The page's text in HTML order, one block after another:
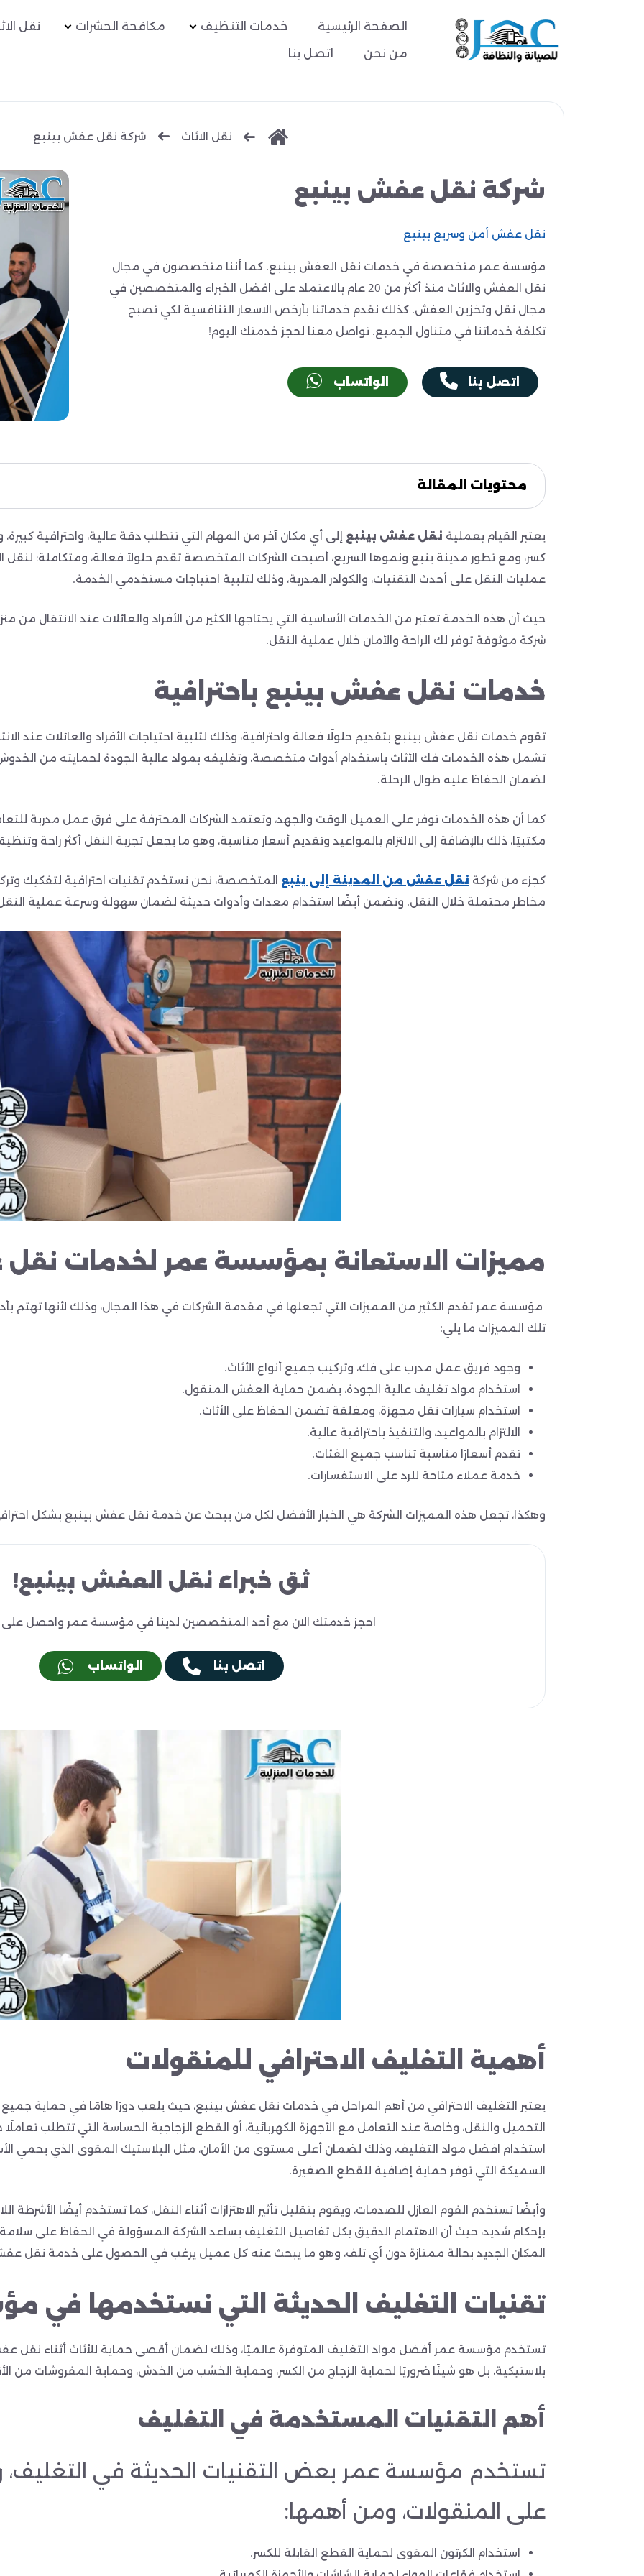
الصفحة الرئيسية خدمات التنظيف مكافحة الحشرات
نقل
من نحن
اتصل بنا
نقل الاثاث شركة نقل عفش بينبع
شركة نقل عفش بينبع
نقل عفش أمن وسريع بينبع
مؤسسة عمر متخصصة في خدمات نقل العفش بينبع. كما أننا متخصصون في مجال
نقل العفش والاثاث منذ أكثر من 20 عام بالاعتماد على افضل الخبراء والمتخصصين في
مجال نقل وتخزين العفش. كذلك نقدم خدماتنا بأرخص الاسعار التنافسية لكي تصبح
تكلفة خدماتنا في متناول الجميع. تواصل معنا لحجز خدمتك اليوم!
اتصل بنا الواتساب
محتويات المقالة
يعتبر القيام بعملية نقل عفش بينبع إلى أي مكان آخر من المهام التي تتطلب دقة عالية، واحترافية
كسر، ومع تطور مدينة ينبع ونموها السريع، أصبحت الشركات المتخصصة تقدم حلولاً فعالة، ومتكاملة؛ لنقل
عمليات النقل على أحدث التقنيات، والكوادر المدربة، وذلك لتلبية احتياجات مستخدمي الخدمة.
حيث أن هذه الخدمة تعتبر من الخدمات الأساسية التي يحتاجها الكثير من الأفراد والعائلات عند الانتقال من
شركة موثوقة توفر لك الراحة والأمان خلال عملية النقل.
خدمات نقل عفش بينبع باحترافية
تقوم خدمات نقل عفش بينبع بتقديم حلولًا فعالة واحترافية، وذلك لتلبية احتياجات الأفراد والعائلات عند
تشمل هذه الخدمات فك الأثاث باستخدام أدوات متخصصة، وتغليفه بمواد عالية الجودة لحمايته من الخدوش
لضمان الحفاظ عليه طوال الرحلة.
كما أن هذه الخدمات توفر على العميل الوقت والجهد، وتعتمد الشركات المحترفة على فرق عمل مدربة
مكتبيًا، ذلك بالإضافة إلى الالتزام بالمواعيد وتقديم أسعار مناسبة، وهو ما يجعل تجربة النقل أكثر راحة
كجزء من شركة نقل عفش من المدينة إلى ينبع المتخصصة، نحن نستخدم تقنيات احترافية لتفكيك
مخاطر محتملة خلال النقل. ونضمن أيضًا استخدام معدات وأدوات حديثة لضمان سهولة وسرعة عملية النقل
مميزات الاستعانة بمؤسسة عمر لخدمات
مؤسسة عمر تقدم الكثير من المميزات التي تجعلها في مقدمة الشركات في هذا المجال، وذلك لأنها تهتم
تلك المميزات ما يلي:
وجود فريق عمل مدرب على فك، وتركيب جميع أنواع الأثاث.
استخدام مواد تغليف عالية الجودة، يضمن حماية العفش المنقول.
استخدام سيارات نقل مجهزة، ومغلقة تضمن الحفاظ على الأثاث.
الالتزام بالمواعيد، والتنفيذ باحترافية عالية.
تقدم أسعارًا مناسبة تناسب جميع الفئات.
خدمة عملاء متاحة للرد على الاستفسارات.
وهكذا، تجعل هذه المميزات الشركة هي الخيار الأفضل لكل من يبحث عن خدمة نقل عفش بينبع بشكل
ثق خبراء نقل العفش بينبع!
احجز خدمتك الان مع أحد المتخصصين لدينا في مؤسسة عمر واحصل على
اتصل بنا الواتساب
أهمية التغليف الاحترافي للمنقولات
يعتبر التغليف الاحترافي من أهم المراحل في خدمات نقل عفش بينبع، حيث يلعب دورًا هامًا في حماية جميع
التحميل والنقل، وخاصة عند التعامل مع الأجهزة الكهربائية، أو القطع الزجاجية الحساسة التي تتطلب
استخدام افضل مواد التغليف، وذلك لضمان أعلى مستوى من الأمان، مثل البلاستيك المقوى الذي يحمي
السميكة التي توفر حماية إضافية للقطع الصغيرة.
وأيضًا تستخدم الفوم العازل للصدمات، ويقوم بتقليل تأثير الاهتزازات أثناء النقل، كما تستخدم أيضًا الأشرطة
بإحكام شديد، حيث أن الاهتمام الدقيق بكل تفاصيل التغليف يساعد الشركة المسؤولة في الحفاظ على
المكان الجديد بحالة ممتازة دون أي تلف، وهو ما يبحث عنه كل عميل يرغب في الحصول على خدمة نقل عفش
تقنيات التغليف الحديثة التي نستخدمها في
تستخدم مؤسسة عمر أفضل مواد التغليف المتوفرة عالميًا، وذلك لضمان أقصى حماية للأثاث أثناء نقل
بلاستيكية، بل هو شيئًا ضروريًا لحماية الزجاج من الكسر، وحماية الخشب من الخدش، وحماية المفروشات من
أهم التقنيات المستخدمة في التغليف
تستخدم مؤسسة عمر بعض التقنيات الحديثة في
على المنقولات، ومن أهمها:
استخدام الكرتون المقوى لحماية القطع القابلة للكسر.